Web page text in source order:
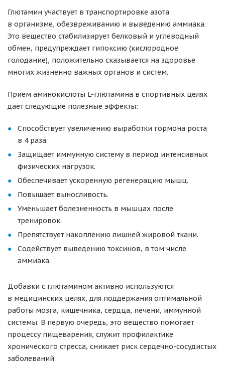
Глютамин участвует в транспортировке азота
в организме, обезвреживанию и выведению аммиака.
Это вещество стабилизирует белковый и углеводный
обмен, предупреждает гипоксию (кислородное
голодание), положительно сказывается на здоровье
многих жизненно важных органов и систем.
Прием аминокислоты L-глютамина в спортивных целях
дает следующие полезные эффекты:
Способствует увеличению выработки гормона роста
в 4 раза.
Защищает иммунную систему в период интенсивных
физических нагрузок.
Обеспечивает ускоренную регенерацию мышц.
Повышает выносливость.
Уменьшает болезненность в мышцах после
тренировок.
Препятствует накоплению лишней жировой ткани.
Содействует выведению токсинов, в том числе
аммиака.
Добавки с глютамином активно используются
в медицинских целях, для поддержания оптимальной
работы мозга, кишечника, сердца, печени, иммунной
системы. В первую очередь, это вещество помогает
процессу пищеварения, служит профилактике
хронического стресса, снижает риск сердечно-сосудистых
заболеваний.